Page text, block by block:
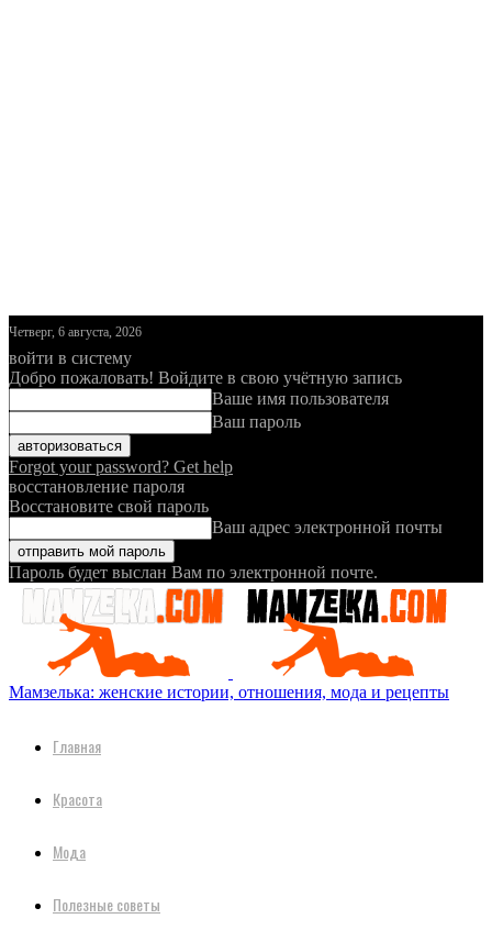
Четверг, 6 августа, 2026
войти в систему
Добро пожаловать! Войдите в свою учётную запись
Ваше имя пользователя
Ваш пароль
Forgot your password? Get help
восстановление пароля
Восстановите свой пароль
Ваш адрес электронной почты
Пароль будет выслан Вам по электронной почте.
Мамзелька: женские истории, отношения, мода и рецепты
Главная
Красота
Мода
Полезные советы